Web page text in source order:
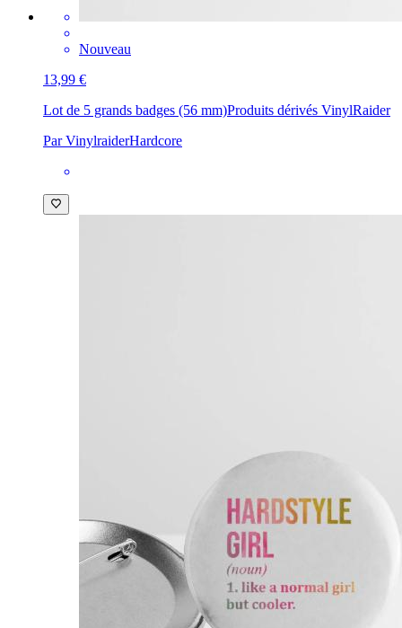
Nouveau
13,99 €
Lot de 5 grands badges (56 mm)Produits dérivés VinylRaider
Par VinylraiderHardcore